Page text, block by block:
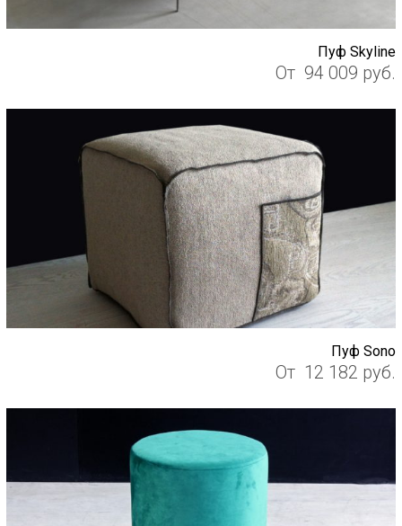
Пуф Skyline
От 94 009 руб.
Пуф Sono
От 12 182 руб.